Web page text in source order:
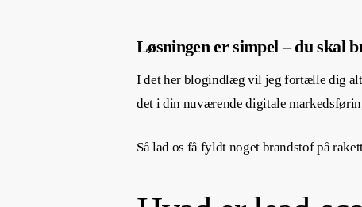
Løsningen er simpel – du skal
I det her blogindlæg vil jeg fortælle dig
det i din nuværende digitale
Så lad os få fyldt noget brandstof på